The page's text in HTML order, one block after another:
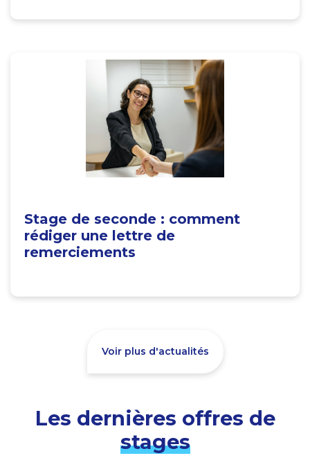
Stage de seconde : comment
rédiger une lettre de
remerciements
Voir plus d'actualités
Les dernières offres de
stages